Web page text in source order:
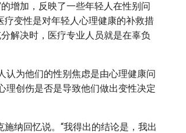
增加，反映了一些年轻人在性别问
疗变性是对年轻人心理健康的补救措
解决时，医疗专业人员就是在辜负
认为他们的性别焦虑是由心理健康问
理创伤是否是导致他们做出变性决定
纳回忆说。“我得出的结论是，我出